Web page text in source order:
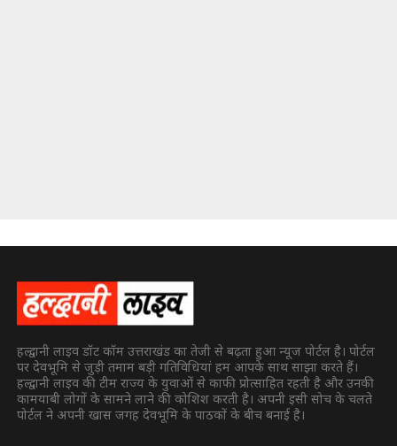
हल्द्वानी लाइव डॉट कॉम उत्तराखंड का तेजी से बढ़ता हुआ न्यूज पोर्टल है। पोर्टल
पर देवभूमि से जुड़ी तमाम बड़ी गतिविधियां हम आपके साथ साझा करते हैं।
हल्द्वानी लाइव की टीम राज्य के युवाओं से काफी प्रोत्साहित रहती है और उनकी
कामयाबी लोगों के सामने लाने की कोशिश करती है। अपनी इसी सोच के चलते
पोर्टल ने अपनी खास जगह देवभूमि के पाठकों के बीच बनाई है।